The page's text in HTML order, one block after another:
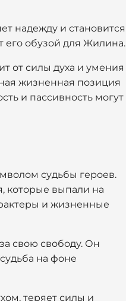
надежду и становится
его обузой для Жилина.
от силы духа и умения
жизненная позиция
и пассивность могут
судьбы героев.
которые выпали на
и жизненные
свою свободу. Он
на фоне
теряет силы и